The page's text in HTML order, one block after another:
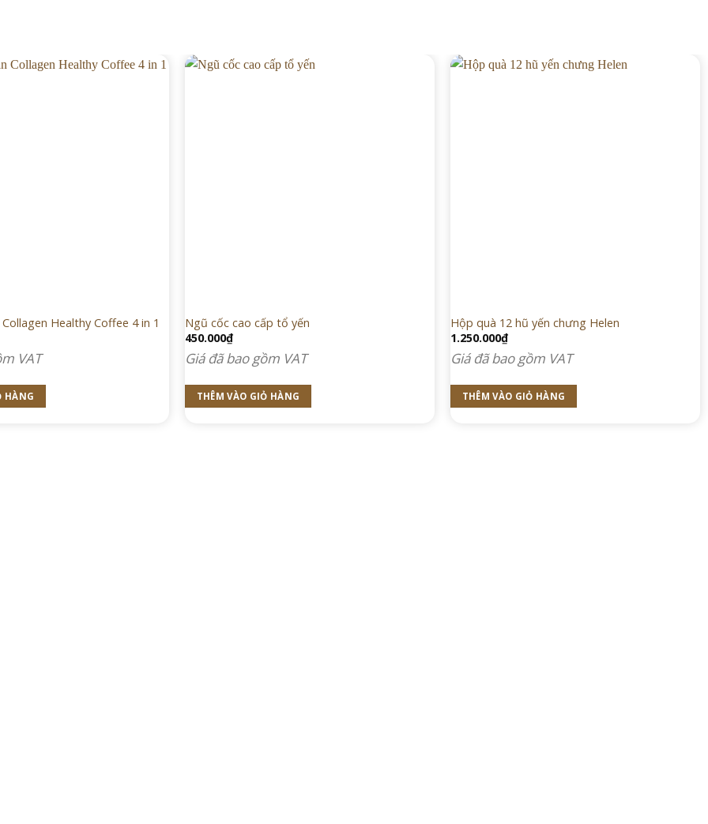
Healthy Coffee 4 in 1
VAT
HÀNG
Ngũ cốc cao cấp tổ yến
450.000₫
Giá đã bao gồm VAT
THÊM VÀO GIỎ HÀNG
Hộp quà 12 hũ yến chưng Helen
1.250.000₫
Giá đã bao gồm VAT
THÊM VÀO GIỎ HÀNG